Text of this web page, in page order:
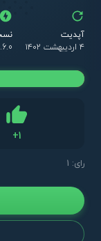
آپدیت
۴ اردیبهشت ۱۴۰۲
+1
رای: 1